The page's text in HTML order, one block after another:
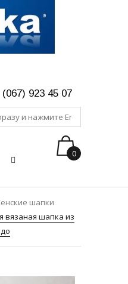
(067) 923 45 07
0
шапки
вязаная шапка из